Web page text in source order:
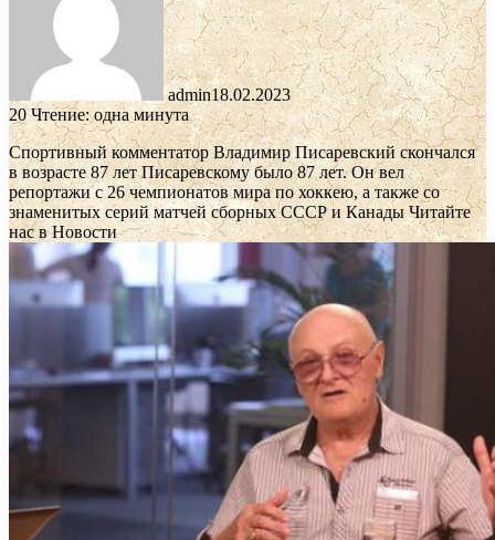
admin18.02.2023
20Чтение: одна минута
Спортивный комментатор Владимир Писаревский скончался
в возрасте 87 летПисаревскому было 87 лет. Он вел
репортажи с 26 чемпионатов мира по хоккею, а также со
знаменитых серий матчей сборных СССР и Канады Читайте
нас в Новости